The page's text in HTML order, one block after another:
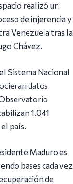
realizó un
de injerencia y
Venezuela tras la
Chávez.
Sistema Nacional
datos
1.041
país.
Maduro es
bases cada vez
de